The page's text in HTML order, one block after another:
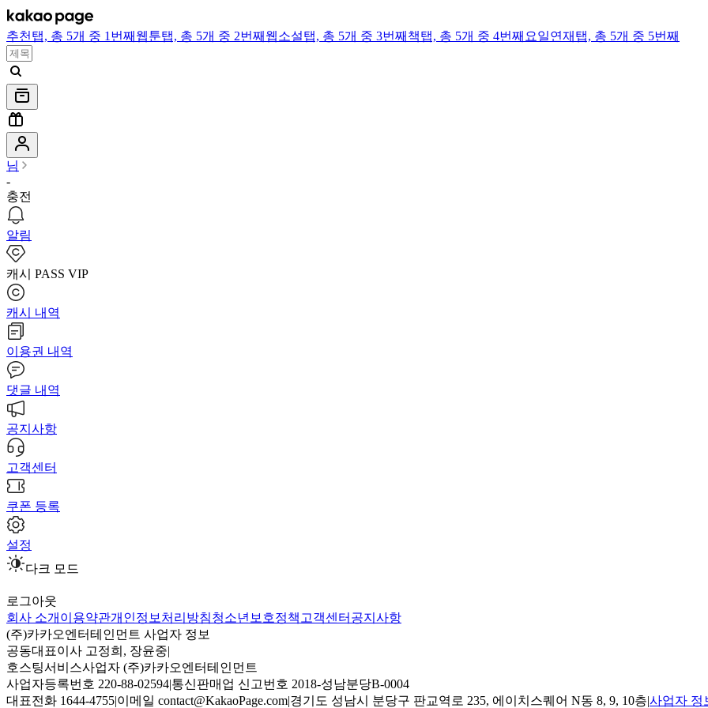
추천 탭, 총 5개 중 1번째 웹툰탭, 총 5개 중 2번째 웹소설탭, 총 5개 중 3번째 책탭, 총 5개 중 4번째 요일연재 탭, 총 5개 중 5번째
님
-
충전
알림
캐시 PASS VIP
캐시 내역
이용권 내역
댓글 내역
공지사항
고객센터
쿠폰 등록
설정
다크 모드
로그아웃
회사 소개 이용약관개인정보처리방침청소년보호정책 고객센터 공지사항
(주)카카오엔터테인먼트 사업자 정보
공동대표이사 고정희, 장윤중|
호스팅서비스사업자 (주)카카오엔터테인먼트
사업자등록번호 220-88-02594|통신판매업 신고번호 2018-성남분당B-0004
대표전화 1644-4755|이메일 contact@KakaoPage.com|경기도 성남시 분당구 판교역로 235, 에이치스퀘어 N동 8, 9, 10층|사업자 정